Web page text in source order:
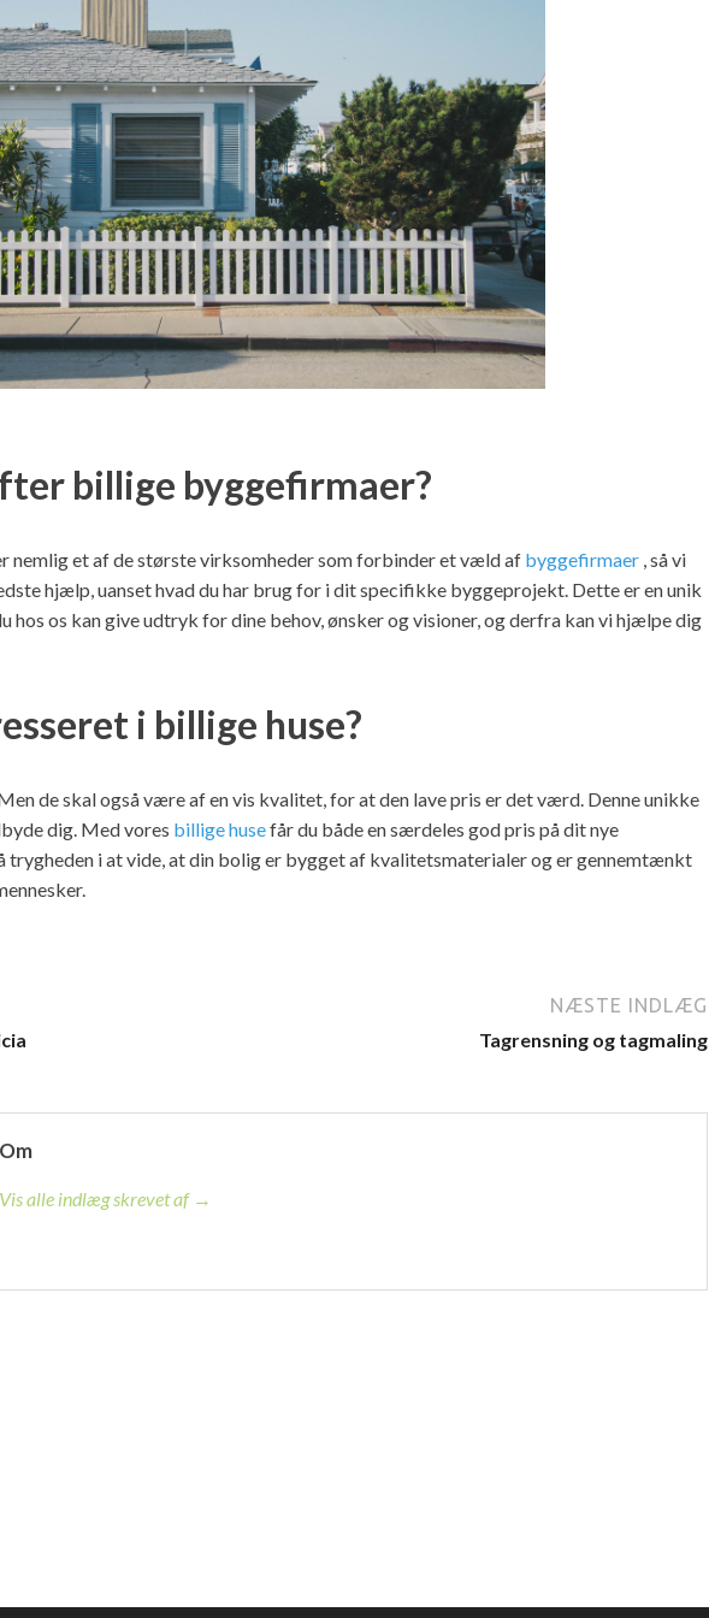
billige byggefirmaer?
nemlig et af de største virksomheder som forbinder et væld af byggefirmaer , så vi
hjælp, uanset hvad du har brug for i dit specifikke byggeprojekt. Dette er en unik
hos os kan give udtryk for dine behov, ønsker og visioner, og derfra kan vi hjælpe dig
i billige huse?
de skal også være af en vis kvalitet, for at den lave pris er det værd. Denne unikke
dig. Med vores billige husefår du både en særdeles god pris på dit nye
trygheden i at vide, at din bolig er bygget af kvalitetsmaterialer og er gennemtænkt
NÆSTE INDLÆG
Tagrensning og tagmaling
Om
Vis alle indlæg skrevet af →